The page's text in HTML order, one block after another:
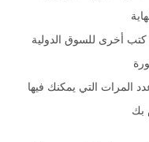
كتب أخرى للسوق الدولية
المرات التي يمكنك فيها
بك